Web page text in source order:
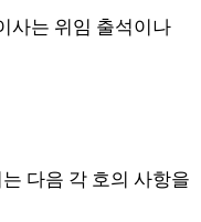
사는 위임 출석이나
다음 각 호의 사항을